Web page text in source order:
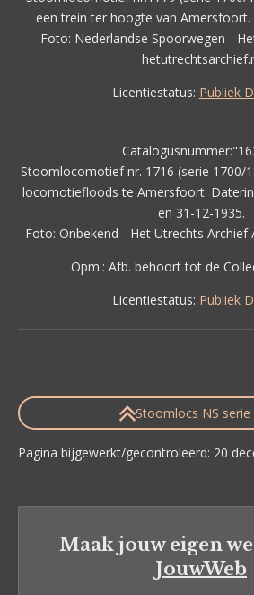
een trein ter hoogte van Amersfoort.
Foto: Nederlandse Spoorwegen -
Licentiestatus: Publiek
Stoomlocomotief nr. 1716 (serie 1700/
locomotiefloods te Amersfoort.
en 31-12-1935.
Foto: Onbekend - Het Utrechts
Opm.: Afb. behoort tot de
Licentiestatus: Publiek
Stoomlocs NS serie
Pagina bijgewerkt/gecontroleerd: 20
Maak jouw eigen
JouwWeb